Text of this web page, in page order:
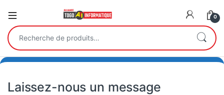
Open 0
Recherche pour :
Laissez-nous un message